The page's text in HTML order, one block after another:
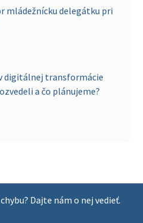
mládežnícku delegátku pri
digitálnej transformácie
a čo plánujeme?
Dajte nám o nej vedieť.